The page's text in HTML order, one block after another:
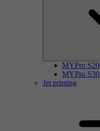
MYPro S20
MYPro S30
Jet printing